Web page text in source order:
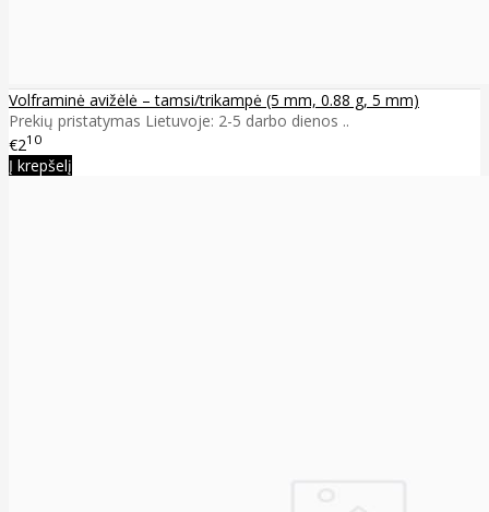
Volframinė avižėlė – tamsi/trikampė (5 mm, 0.88 g, 5 mm)
Prekių pristatymas Lietuvoje: 2-5 darbo dienos ..
€210
Į krepšelį